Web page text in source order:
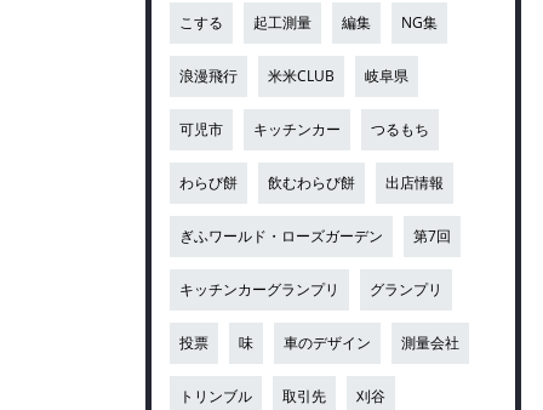
こする 起工測量 編集 NG集
浪漫飛行 米米CLUB 岐阜県
可児市 キッチンカー つるもち
わらび餅 飲むわらび餅 出店情報
ぎふワールド・ローズガーデン 第7回
キッチンカーグランプリ グランプリ
投票 味 車のデザイン 測量会社
トリンブル 取引先 刈谷